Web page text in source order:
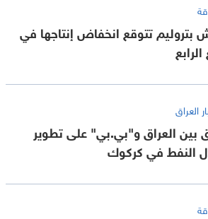
بتروليم تتوقع انخفاض إنتاجها في
الرابع
العراق
بين العراق و"بي.بي" على تطوير
النفط في كركوك